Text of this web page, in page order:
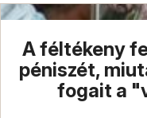
A féltékeny
péniszét,
fogait a